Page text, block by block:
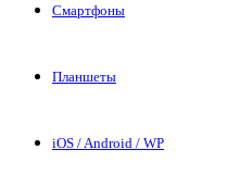
Смартфоны
Планшеты
iOS / Android / WP